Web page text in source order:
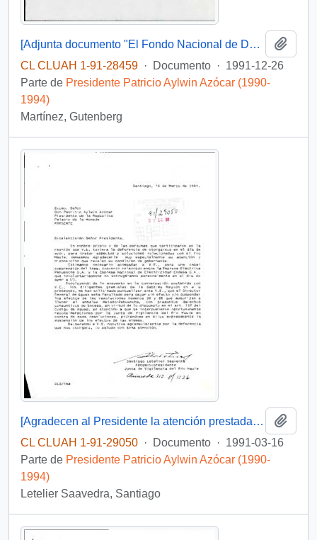
[Adjunta documento "El Fondo Nacional de Desarrollo Regional en el Presupuesto de 1992"]
CL CLUAH 1-91-28459 · Documento · 1991-12-26
Parte de Presidente Patricio Aylwin Azócar (1990-
1994)
Martínez, Gutenberg
[Agradecen al Presidente la atención prestada a su caso]
CL CLUAH 1-91-29050 · Documento · 1991-03-16
Parte de Presidente Patricio Aylwin Azócar (1990-
1994)
Letelier Saavedra, Santiago